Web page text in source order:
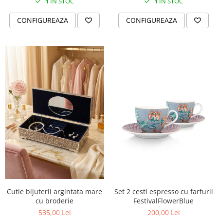
CELESTIAL PLATINUM
INTAGLIO
JASPER CONRAN GOLD
RENAISSANCE GOLD
ANTHEMION BLUE
BUTTERFLY BLOOM
OLD COUNTRY ROSES
PASHMINA
SIGNET PLATINUM
CELESTIAL GOLD
NATURE
CHINOISERIE WHITE
JASPER CONRAN WHITE
GILDED MUSE
WONDERLUST
CONFIGUREAZA CONFIGUREAZA
Cutie bijuterii argintata mare
cu broderie
535,00 Lei
Set 2 cesti espresso cu farfurii
FestivalFlowerBlue
200,00 Lei